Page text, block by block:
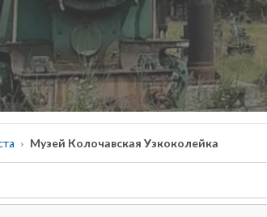
Музей Колочавская Узкоколейка